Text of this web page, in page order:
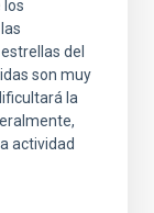
los
del
son muy
la
actividad